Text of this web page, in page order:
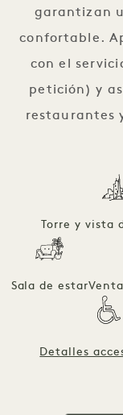
garantizan
confortable.
con el
petición) y
restaurantes
Torre y vista
Sala de estar
Detalles